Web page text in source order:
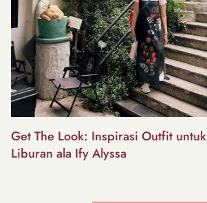
Get The Look: Inspirasi Outfit untuk
Liburan ala Ify Alyssa